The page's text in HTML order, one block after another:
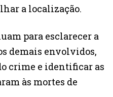
a localização.
para esclarecer a
demais envolvidos,
crime e identificar as
às mortes de